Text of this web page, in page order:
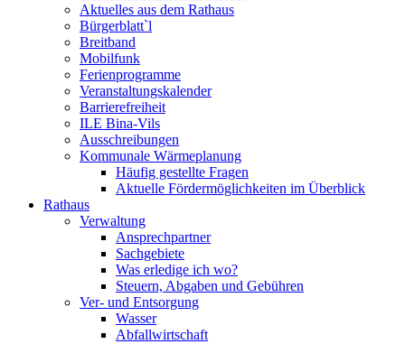
Aktuelles aus dem Rathaus
Bürgerblatt`l
Breitband
Mobilfunk
Ferienprogramme
Veranstaltungskalender
Barrierefreiheit
ILE Bina-Vils
Ausschreibungen
Kommunale Wärmeplanung
Häufig gestellte Fragen
Aktuelle Fördermöglichkeiten im Überblick
Rathaus
Verwaltung
Ansprechpartner
Sachgebiete
Was erledige ich wo?
Steuern, Abgaben und Gebühren
Ver- und Entsorgung
Wasser
Abfallwirtschaft